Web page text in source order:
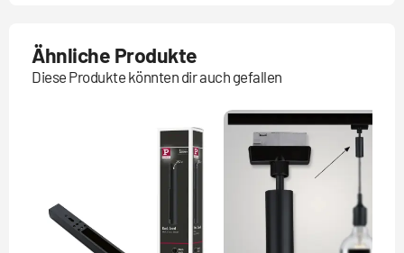
Ähnliche Produkte
Diese Produkte könnten dir auch gefallen